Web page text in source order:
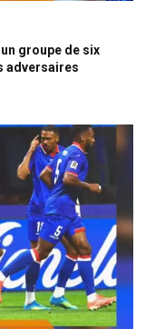
groupe de six
adversaires